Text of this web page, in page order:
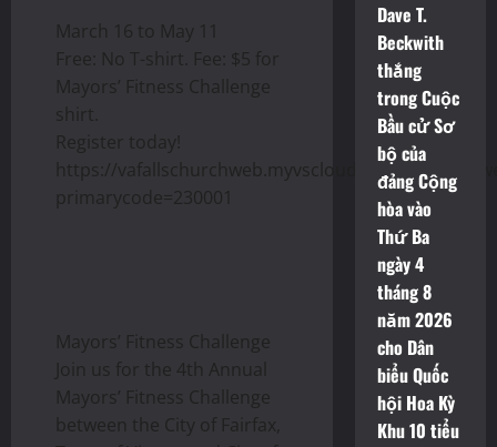
March 16 to May 11
Free: No T-shirt. Fee: $5 for
Mayors’ Fitness Challenge
shirt.
Register today!
https://vafallschurchweb.myvscloud.com/webtrac/
primarycode=230001
Mayors’ Fitness Challenge
Join us for the 4th Annual
Mayors’ Fitness Challenge
between the City of Fairfax,
Dave T.
Beckwith
thắng
trong Cuộc
Bầu cử Sơ
bộ của
đảng Cộng
hòa vào
Thứ Ba
ngày 4
tháng 8
năm 2026
cho Dân
biểu Quốc
hội Hoa Kỳ
Khu 10 tiểu